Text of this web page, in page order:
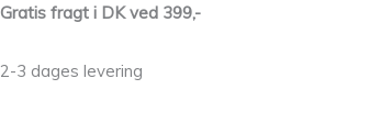
Gratis fragt i DK ved 399,-
2-3 dages levering